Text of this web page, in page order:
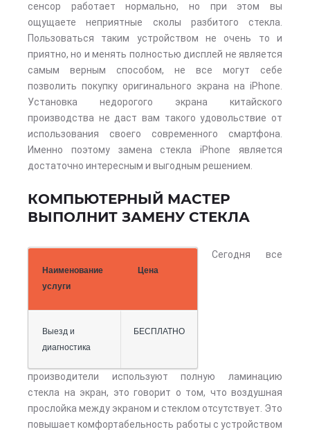
сенсор работает нормально, но при этом вы
ощущаете неприятные сколы разбитого стекла.
Пользоваться таким устройством не очень то и
приятно, но и менять полностью дисплей не является
самым верным способом, не все могут себе
позволить покупку оригинального экрана на iPhone.
Установка недорогого экрана китайского
производства не даст вам такого удовольствие от
использования своего современного смартфона.
Именно поэтому замена стекла iPhone является
достаточно интересным и выгодным решением.
КОМПЬЮТЕРНЫЙ МАСТЕР
ВЫПОЛНИТ ЗАМЕНУ СТЕКЛА
Наименование
услуги
Цена
Выезд и
диагностика
БЕСПЛАТНО
Сегодня все
производители используют полную ламинацию
стекла на экран, это говорит о том, что воздушная
прослойка между экраном и стеклом отсутствует. Это
повышает комфортабельность работы с устройством